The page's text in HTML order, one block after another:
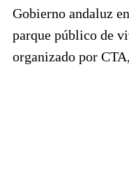
Gobierno andaluz
parque público de
organizado por